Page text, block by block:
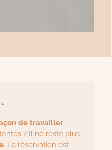
de travailler
? Il ne reste plus
. La réservation est